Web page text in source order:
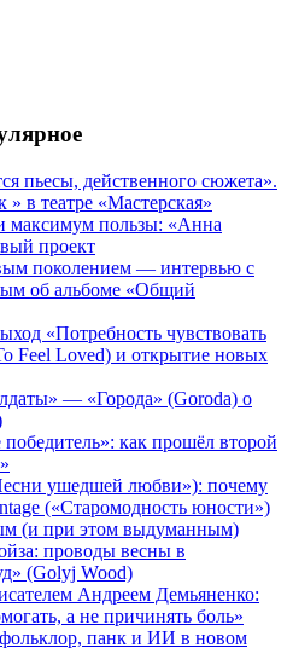
пьесы, действенного сюжета».
в театре «Мастерская»
максимум пользы: «Анна
проект
поколением — интервью с
об альбоме «Общий
«Потребность чувствовать
Feel Loved) и открытие новых
— «Города» (Goroda) о
как прошёл второй
ушедшей любви»): почему
(«Старомодность юности»)
(и при этом выдуманным)
проводы весны в
(Golyj Wood)
Андреем Демьяненко:
а не причинять боль»
панк и ИИ в новом